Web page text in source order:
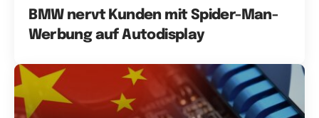
BMW nervt Kunden mit Spider-Man-
Werbung auf Autodisplay